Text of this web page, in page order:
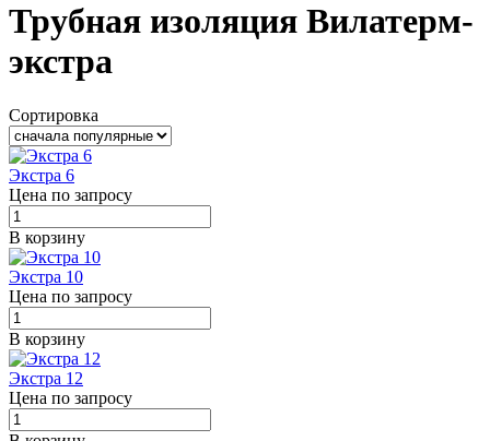
Трубная изоляция Вилатерм-
экстра
Сортировка
Экстра 6
Цена по запросу
В корзину
Экстра 10
Цена по запросу
В корзину
Экстра 12
Цена по запросу